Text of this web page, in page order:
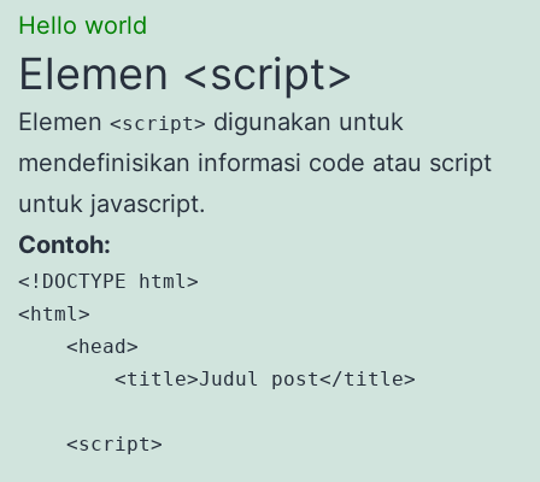
Hello world
Elemen <script>
Elemen <script> digunakan untuk
mendefinisikan informasi code atau script
untuk javascript.
Contoh:
<!DOCTYPE html>
<html>
    <head>
        <title>Judul post</title>
    <script>